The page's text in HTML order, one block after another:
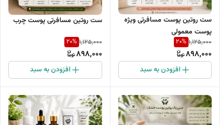
ست روتین پوست مسافرتی ویژه
پوست معمولی
1,125,000
20%
898,000
افزودن به سبد
ست روتین مسافرتی پوست چرب
1,125,000
20%
898,000
افزودن به سبد